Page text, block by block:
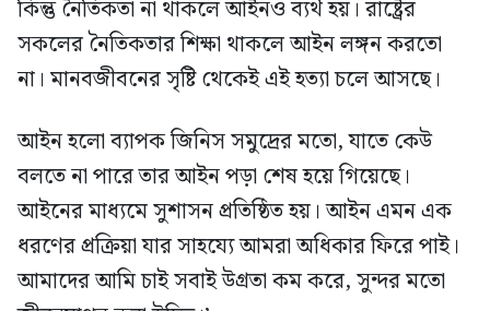
কিন্তু নৈতিকতা না থাকলে আইনও ব্যর্থ হয়। রাষ্ট্রের
সকলের নৈতিকতার শিক্ষা থাকলে আইন লঙ্গন করতো
না। মানবজীবনের সৃষ্টি থেকেই এই হত্যা চলে আসছে।
আইন হলো ব্যাপক জিনিস সমুদ্রের মতো, যাতে কেউ
বলতে না পারে তার আইন পড়া শেষ হয়ে গিয়েছে।
আইনের মাধ্যমে সুশাসন প্রতিষ্ঠিত হয়। আইন এমন এক
ধরণের প্রক্রিয়া যার সাহয্যে আমরা অধিকার ফিরে পাই।
আমাদের আমি চাই সবাই উগ্রতা কম করে, সুন্দর মতো